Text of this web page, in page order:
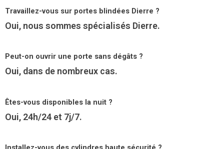
Travaillez-vous sur portes blindées Dierre ?
Oui, nous sommes spécialisés Dierre.
Peut-on ouvrir une porte sans dégâts ?
Oui, dans de nombreux cas.
Êtes-vous disponibles la nuit ?
Oui, 24h/24 et 7j/7.